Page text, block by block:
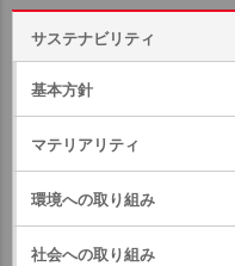
サステナビリティ
基本方針
マテリアリティ
環境への取り組み
社会への取り組み